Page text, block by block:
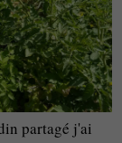
partagé j'ai